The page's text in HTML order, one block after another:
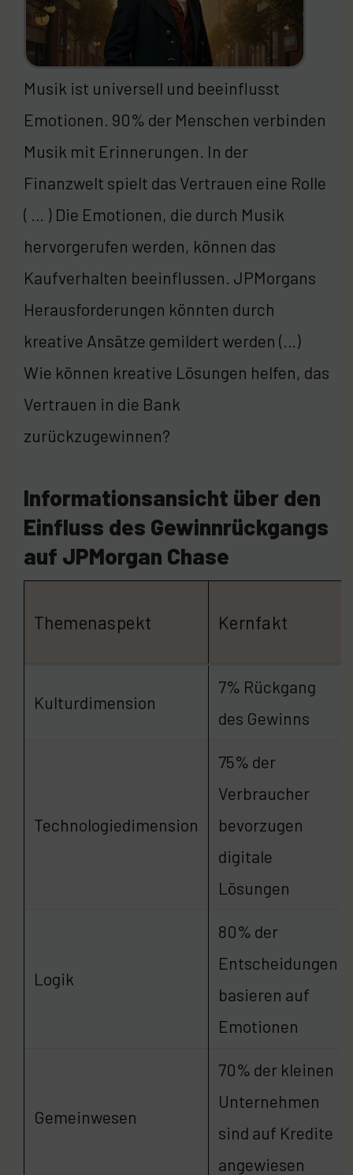
Musik ist universell und beeinflusst
Emotionen. 90% der Menschen verbinden
Musik mit Erinnerungen. In der
Finanzwelt spielt das Vertrauen eine Rolle
( … ) Die Emotionen, die durch Musik
hervorgerufen werden, können das
Kaufverhalten beeinflussen. JPMorgans
Herausforderungen könnten durch
kreative Ansätze gemildert werden (…)
Wie können kreative Lösungen helfen, das
Vertrauen in die Bank
zurückzugewinnen?
Informationsansicht über den
Einfluss des Gewinnrückgangs
auf JPMorgan Chase
Themenaspekt Kernfakt
Kulturdimension
7% Rückgang
des Gewinns
Technologiedimension
75% der
Verbraucher
bevorzugen
digitale
Lösungen
Logik
80% der
Entscheidungen
basieren auf
Emotionen
Gemeinwesen
70% der kleinen
Unternehmen
sind auf Kredite
angewiesen